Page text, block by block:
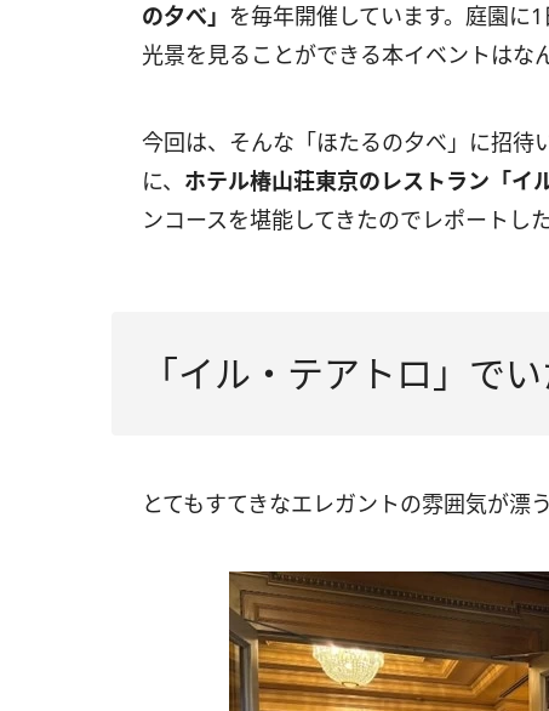
の夕べ」 を毎年開催しています。庭園に
光景を見ることができる本イベントはな
今回は、そんな「ほたるの夕べ」に招
に、 ホテル椿山荘東京のレストラン「イ
ンコースを堪能してきたのでレポートし
「イル・テアトロ」で
とてもすてきなエレガントの雰囲気が漂